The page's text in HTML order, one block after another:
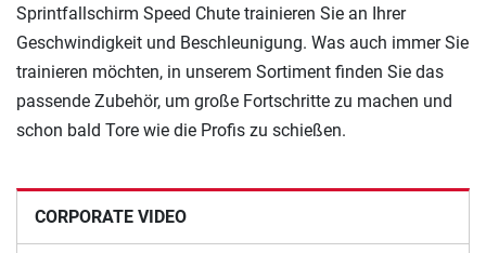
CORPORATE VIDEO
Sprintfallschirm Speed Chute trainieren Sie an Ihrer
Geschwindigkeit und Beschleunigung. Was auch immer Sie
trainieren möchten, in unserem Sortiment finden Sie das
passende Zubehör, um große Fortschritte zu machen und
schon bald Tore wie die Profis zu schießen.